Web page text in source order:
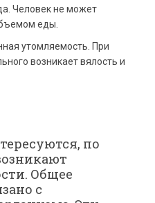
Человек не может
еды.
утомляемость. При
возникает вялость и
по
Общее
с